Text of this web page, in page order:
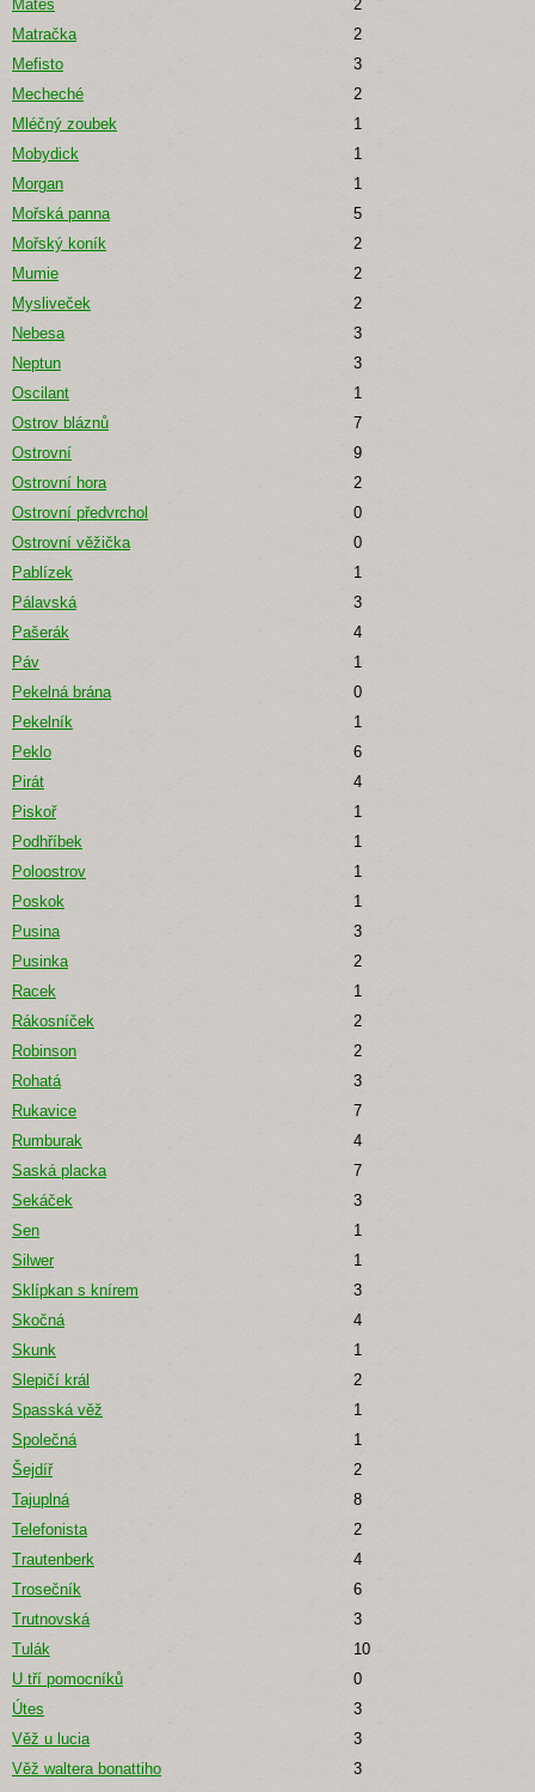
Mates
2
Matračka
2
Mefisto
3
Mecheché
2
Mléčný zoubek
1
Mobydick
1
Morgan
1
Mořská panna
5
Mořský koník
2
Mumie
2
Mysliveček
2
Nebesa
3
Neptun
3
Oscilant
1
Ostrov bláznů
7
Ostrovní
9
Ostrovní hora
2
Ostrovní předvrchol
0
Ostrovní věžička
0
Pablízek
1
Pálavská
3
Pašerák
4
Páv
1
Pekelná brána
0
Pekelník
1
Peklo
6
Pirát
4
Piskoř
1
Podhříbek
1
Poloostrov
1
Poskok
1
Pusina
3
Pusinka
2
Racek
1
Rákosníček
2
Robinson
2
Rohatá
3
Rukavice
7
Rumburak
4
Saská placka
7
Sekáček
3
Sen
1
Silwer
1
Sklípkan s knírem
3
Skočná
4
Skunk
1
Slepičí král
2
Spasská věž
1
Společná
1
Šejdíř
2
Tajuplná
8
Telefonista
2
Trautenberk
4
Trosečník
6
Trutnovská
3
Tulák
10
U tří pomocníků
0
Útes
3
Věž u lucia
3
Věž waltera bonattiho
3